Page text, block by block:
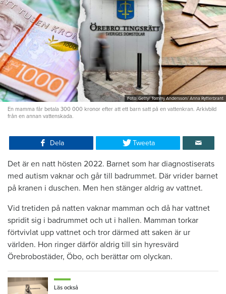
Foto: Getty/ Tommy Andersson/ Anna Rytterbrant
En mamma får betala 300 000 kronor efter att ett barn satt på en vattenkran. Arkivbild
från en annan vattenskada.
Dela Tweeta
Det är en natt hösten 2022. Barnet som har diagnostiserats
med autism vaknar och går till badrummet. Där vrider barnet
på kranen i duschen. Men hen stänger aldrig av vattnet.
Vid tretiden på natten vaknar mamman och då har vattnet
spridit sig i badrummet och ut i hallen. Mamman torkar
förtvivlat upp vattnet och tror därmed att saken är ur
världen. Hon ringer därför aldrig till sin hyresvärd
Örebrobostäder, Öbo, och berättar om olyckan.
Läs också